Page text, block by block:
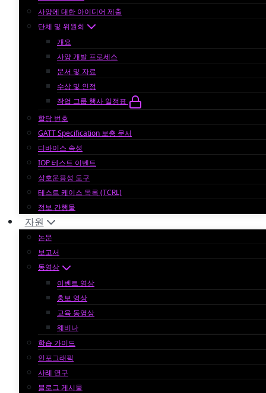
사양에 대한 아이디어 제출
단체 및 위원회
개요
사양 개발 프로세스
문서 및 자료
수상 및 인정
작업 그룹 행사 일정표
할당 번호
GATT Specification 보충 문서
디바이스 속성
IOP 테스트 이벤트
상호운용성 도구
테스트 케이스 목록 (TCRL)
정보 간행물
자원
논문
보고서
동영상
이벤트 영상
홍보 영상
교육 동영상
웨비나
학습 가이드
인포그래픽
사례 연구
블로그 게시물